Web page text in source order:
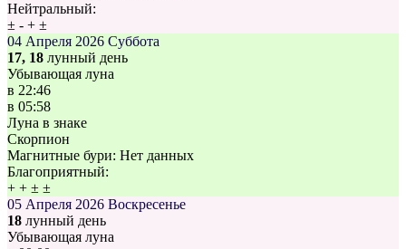
Нейтральный:
± - + ±
04 Апреля 2026 Суббота
17, 18 лунный день
Убывающая луна
в 22:46
в 05:58
Луна в знаке
Скорпион
Магнитные бури: Нет данных
Благоприятный:
+ + ± ±
05 Апреля 2026 Воскресенье
18 лунный день
Убывающая луна